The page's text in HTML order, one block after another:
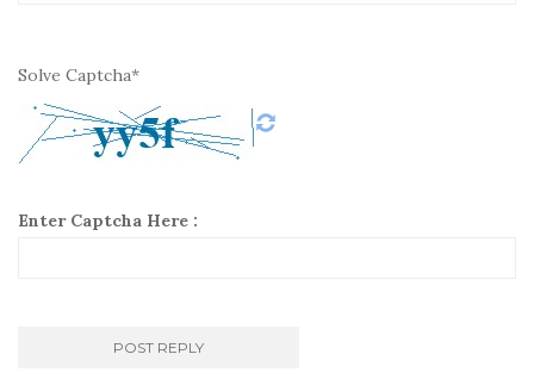
Solve Captcha*
Enter Captcha Here :